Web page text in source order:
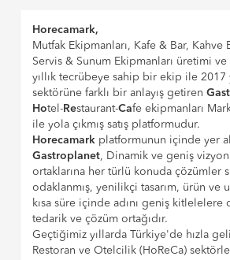
Horecamark,
Mutfak Ekipmanları, Kafe & Bar, Kahve
Servis & Sunum Ekipmanları üretimi
yıllık tecrübeye sahip bir ekip ile 2017
sektörüne farklı bir anlayış getiren
Hotel-Restaurant-Cafe ekipmanları
ile yola çıkmış satış platformudur.
Horecamark platformunun içinde yer
Gastroplanet, Dinamik ve geniş
ortaklarına her türlü konuda çözümler
odaklanmış, yenilikçi tasarım, ürün ve
kısa süre içinde adını geniş kitlelelere
tedarik ve çözüm ortağıdır.
Geçtiğimiz yıllarda Türkiye'de hızla
Restoran ve Otelcilik (HoReCa)